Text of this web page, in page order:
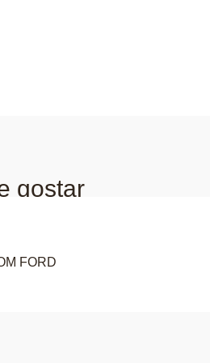
gostar
FORD